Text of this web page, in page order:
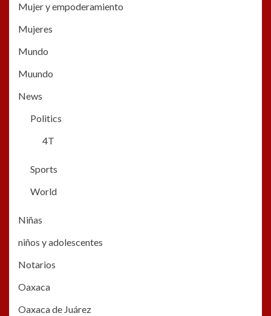
Mujer y empoderamiento
Mujeres
Mundo
Muundo
News
Politics
4T
Sports
World
Niñas
niños y adolescentes
Notarios
Oaxaca
Oaxaca de Juárez